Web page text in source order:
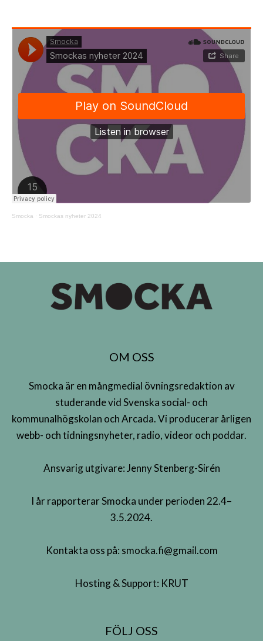
Smocka · Smockas nyheter 2024
OM OSS
Smocka är en mångmedial övningsredaktion av
studerande vid Svenska social- och
kommunalhögskolan och Arcada. Vi producerar årligen
webb- och tidningsnyheter, radio, videor och poddar.
Ansvarig utgivare: Jenny Stenberg-Sirén
I år rapporterar Smocka under perioden 22.4–
3.5.2024.
Kontakta oss på: smocka.fi@gmail.com
Hosting & Support: KRUT
FÖLJ OSS